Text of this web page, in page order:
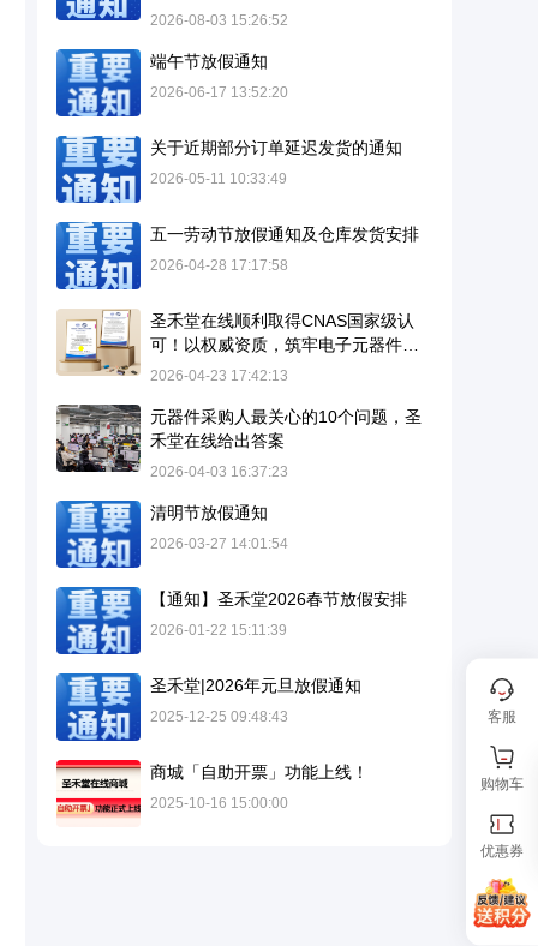
2026-08-03 15:26:52
端午节放假通知
2026-06-17 13:52:20
关于近期部分订单延迟发货的通知
2026-05-11 10:33:49
五一劳动节放假通知及仓库发货安排
2026-04-28 17:17:58
圣禾堂在线顺利取得CNAS国家级认
可！以权威资质，筑牢电子元器件品
质护城河
2026-04-23 17:42:13
元器件采购人最关心的10个问题，圣
禾堂在线给出答案
2026-04-03 16:37:23
清明节放假通知
2026-03-27 14:01:54
【通知】圣禾堂2026春节放假安排
2026-01-22 15:11:39
圣禾堂|2026年元旦放假通知
2025-12-25 09:48:43
商城「自助开票」功能上线！
2025-10-16 15:00:00
客服
购物车
优惠券